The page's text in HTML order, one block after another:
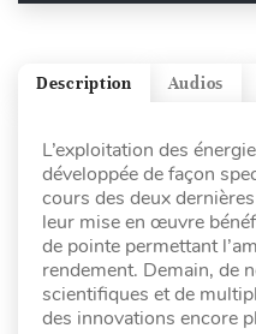
Audios
Description
L’exploitation des
développée de façon
cours des deux
leur mise en œuvre
de pointe permettant
rendement. Demain, de
scientifiques et de
des innovations encore